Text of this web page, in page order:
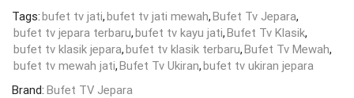
Tags:bufet tv jati,bufet tv jati mewah,Bufet Tv Jepara,
bufet tv jepara terbaru,bufet tv kayu jati,Bufet Tv Klasik,
bufet tv klasik jepara,bufet tv klasik terbaru,Bufet Tv Mewah,
bufet tv mewah jati,Bufet Tv Ukiran,bufet tv ukiran jepara
Brand: Bufet TV Jepara